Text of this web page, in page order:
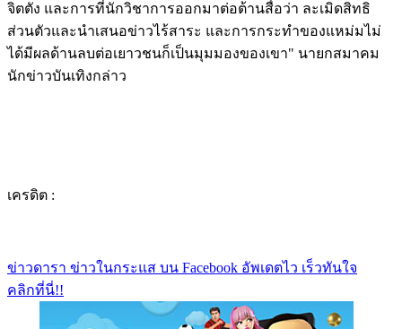
จิตตัง และการที่นักวิชาการออกมาต่อต้านสื่อว่า ละเมิดสิทธิ
ส่วนตัวและนำเสนอข่าวไร้สาระ และการกระทำของแหม่มไม่
ได้มีผลด้านลบต่อเยาวชนก็เป็นมุมมองของเขา" นายกสมาคม
นักข่าวบันเทิงกล่าว
เครดิต :
ข่าวดารา ข่าวในกระแส บน Facebook อัพเดตไว เร็วทันใจ
คลิกที่นี่!!